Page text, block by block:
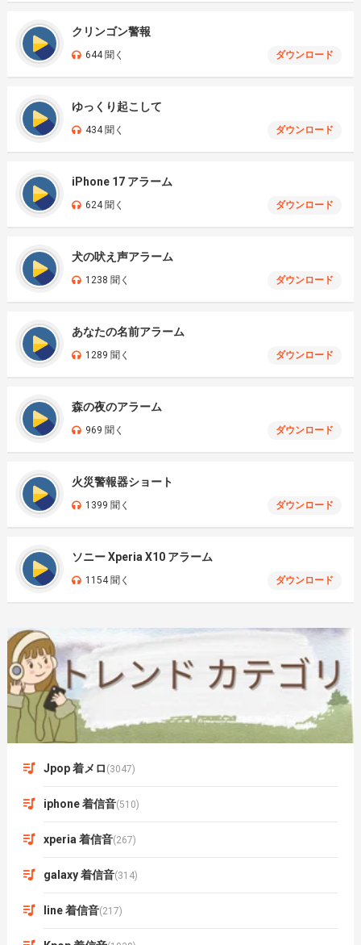
クリンゴン警報
644 聞く ダウンロード
ゆっくり起こして
434 聞く ダウンロード
iPhone 17 アラーム
624 聞く ダウンロード
犬の吠え声アラーム
1238 聞く ダウンロード
あなたの名前アラーム
1289 聞く ダウンロード
森の夜のアラーム
969 聞く ダウンロード
火災警報器ショート
1399 聞く ダウンロード
ソニー Xperia X10 アラーム
1154 聞く ダウンロード
Jpop 着メロ (3047)
iphone 着信音(510)
xperia 着信音(267)
galaxy 着信音(314)
line 着信音(217)